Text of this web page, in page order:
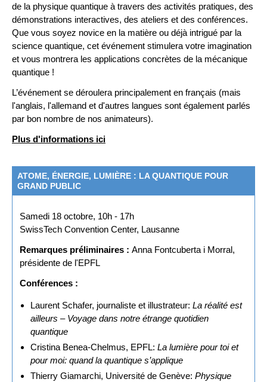
de la physique quantique à travers des activités pratiques, des
démonstrations interactives, des ateliers et des conférences.
Que vous soyez novice en la matière ou déjà intrigué par la
science quantique, cet événement stimulera votre imagination
et vous montrera les applications concrètes de la mécanique
quantique !
L’événement se déroulera principalement en français (mais
l'anglais, l'allemand et d'autres langues sont également parlés
par bon nombre de nos animateurs).
Plus d'informations ici
ATOME, ÉNERGIE, LUMIÈRE : LA QUANTIQUE POUR
GRAND PUBLIC
Samedi 18 octobre, 10h - 17h
SwissTech Convention Center, Lausanne
Remarques préliminaires : Anna Fontcuberta i Morral,
présidente de l'EPFL
Conférences :
Laurent Schafer, journaliste et illustrateur: La réalité est
ailleurs – Voyage dans notre étrange quotidien
quantique
Cristina Benea-Chelmus, EPFL: La lumière pour toi et
pour moi: quand la quantique s’applique
Thierry Giamarchi, Université de Genève: Physique